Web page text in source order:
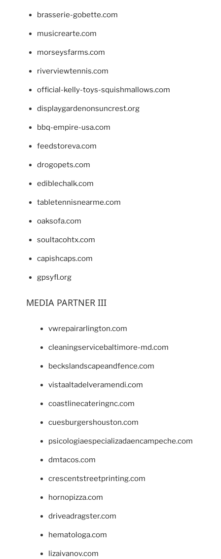
brasserie-gobette.com
musicrearte.com
morseysfarms.com
riverviewtennis.com
official-kelly-toys-squishmallows.com
displaygardenonsuncrest.org
bbq-empire-usa.com
feedstoreva.com
drogopets.com
ediblechalk.com
tabletennisnearme.com
oaksofa.com
soultacohtx.com
capishcaps.com
gpsyfl.org
MEDIA PARTNER III
vwrepairarlington.com
cleaningservicebaltimore-md.com
beckslandscapeandfence.com
vistaaltadelveramendi.com
coastlinecateringnc.com
cuesburgershouston.com
psicologiaespecializadaencampeche.com
dmtacos.com
crescentstreetprinting.com
hornopizza.com
driveadragster.com
hematologa.com
lizaivanov.com